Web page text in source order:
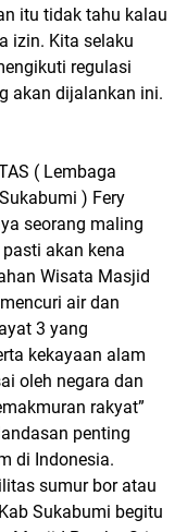
itu tidak tahu kalau
izin. Kita selaku
regulasi
akan dijalankan ini.
( Lembaga
) Fery
seorang maling
akan kena
Wisata Masjid
air dan
3 yang
kekayaan alam
oleh negara dan
rakyat”
penting
di Indonesia.
sumur bor atau
Sukabumi begitu